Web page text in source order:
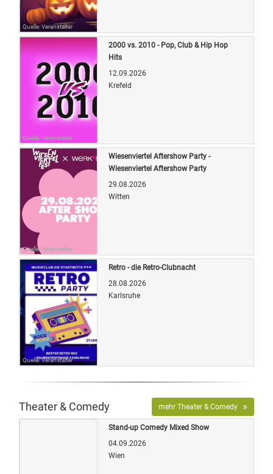
Quelle: Veranstalter
Quelle: Veranstalter
2000 vs. 2010 - Pop, Club & Hip Hop
Hits
12.09.2026
Krefeld
Quelle: Veranstalter
Wiesenviertel Aftershow Party -
Wiesenviertel Aftershow Party
29.08.2026
Witten
Quelle: Veranstalter
Retro - die Retro-Clubnacht
28.08.2026
Karlsruhe
Theater & Comedy mehr Theater & Comedy
Stand-up Comedy Mixed Show
04.09.2026
Wien